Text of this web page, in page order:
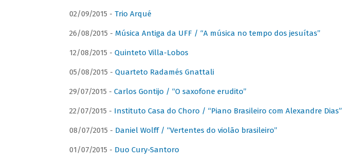
02/09/2015 - Trio Arqué
26/08/2015 - Música Antiga da UFF / “A música no tempo dos jesuítas”
12/08/2015 - Quinteto Villa-Lobos
05/08/2015 - Quarteto Radamés Gnattali
29/07/2015 - Carlos Gontijo / “O saxofone erudito”
22/07/2015 - Instituto Casa do Choro / “Piano Brasileiro com Alexandre Dias”
08/07/2015 - Daniel Wolff / “Vertentes do violão brasileiro”
01/07/2015 - Duo Cury-Santoro